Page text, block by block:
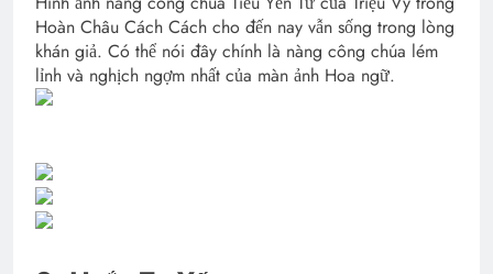
Hoàn Châu Cách Cách cho đến nay vẫn sống trong lòng
khán giả. Có thể nói đây chính là nàng công chúa lém
lỉnh và nghịch ngợm nhất của màn ảnh Hoa ngữ.